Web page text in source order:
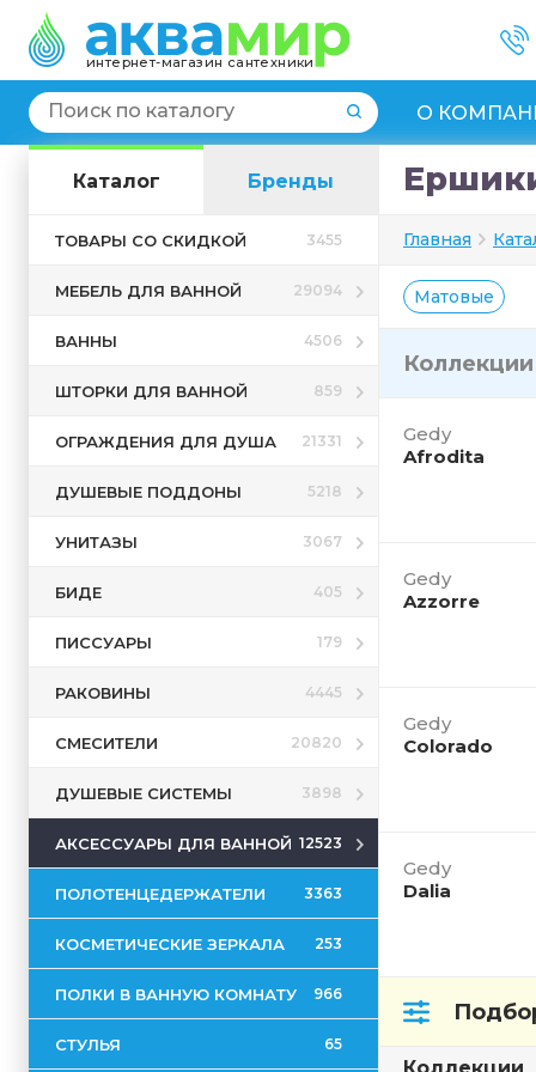
интернет-магазин сантехники
О
Каталог Бренды
ТОВАРЫ СО СКИДКОЙ 3455
МЕБЕЛЬ ДЛЯ ВАННОЙ 29094
ВАННЫ 4506
ШТОРКИ ДЛЯ ВАННОЙ 859
ОГРАЖДЕНИЯ ДЛЯ ДУША 21331
ДУШЕВЫЕ ПОДДОНЫ 5218
УНИТАЗЫ 3067
БИДЕ 405
ПИССУАРЫ 179
РАКОВИНЫ 4445
СМЕСИТЕЛИ 20820
ДУШЕВЫЕ СИСТЕМЫ 3898
АКСЕССУАРЫ ДЛЯ ВАННОЙ 12523
ПОЛОТЕНЦЕДЕРЖАТЕЛИ 3363
КОСМЕТИЧЕСКИЕ ЗЕРКАЛА 253
ПОЛКИ В ВАННУЮ КОМНАТУ 966
СТУЛЬЯ 65
Главная
Матовые
Коллекции
Gedy
Afrodita
Gedy
Azzorre
Gedy
Colorado
Gedy
Dalia